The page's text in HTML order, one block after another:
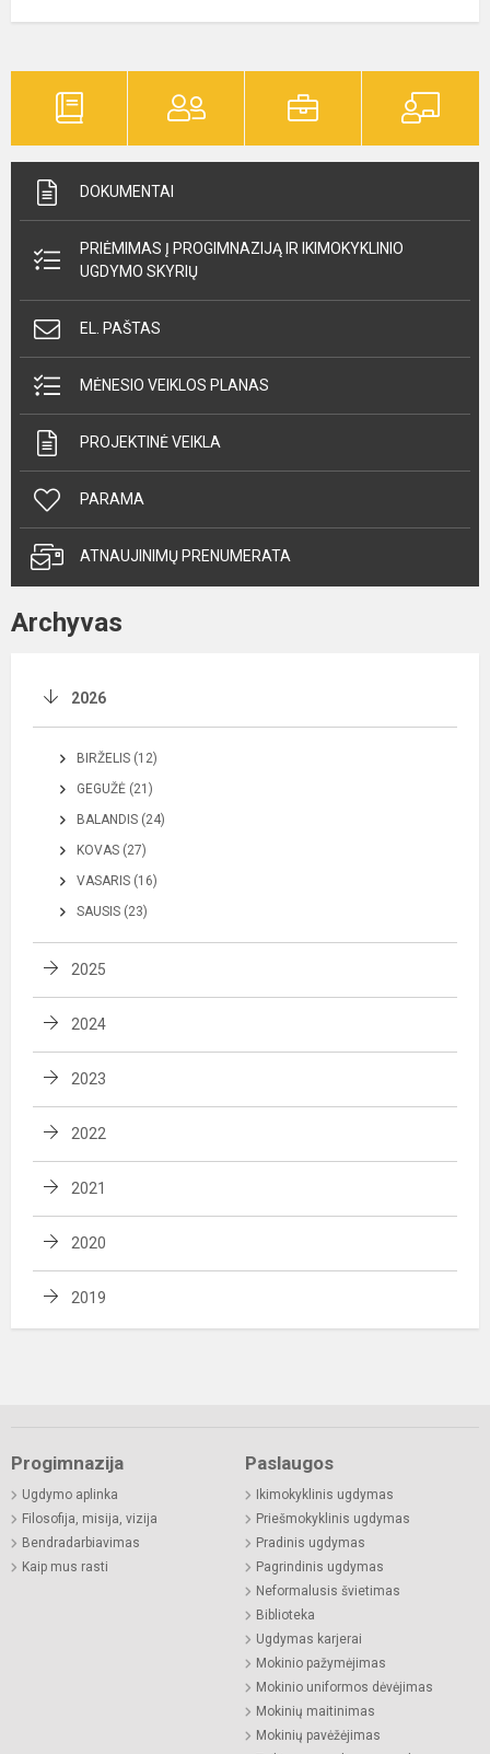
DOKUMENTAI
PRIĖMIMAS Į PROGIMNAZIJĄ IR IKIMOKYKLINIO
UGDYMO SKYRIŲ
EL. PAŠTAS
MĖNESIO VEIKLOS PLANAS
PROJEKTINĖ VEIKLA
PARAMA
ATNAUJINIMŲ PRENUMERATA
Archyvas
2026
BIRŽELIS (12)
GEGUŽĖ (21)
BALANDIS (24)
KOVAS (27)
VASARIS (16)
SAUSIS (23)
2025
2024
2023
2022
2021
2020
2019
Progimnazija
Ugdymo aplinka
Filosofija, misija, vizija
Bendradarbiavimas
Kaip mus rasti
Paslaugos
Ikimokyklinis ugdymas
Priešmokyklinis ugdymas
Pradinis ugdymas
Pagrindinis ugdymas
Neformalusis švietimas
Biblioteka
Ugdymas karjerai
Mokinio pažymėjimas
Mokinio uniformos dėvėjimas
Mokinių maitinimas
Mokinių pavėžėjimas